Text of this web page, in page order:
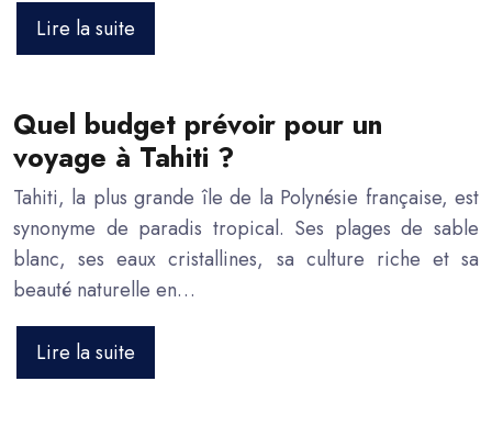
Lire la suite
Quel budget prévoir pour un
voyage à Tahiti ?
Tahiti, la plus grande île de la Polynésie française, est
synonyme de paradis tropical. Ses plages de sable
blanc, ses eaux cristallines, sa culture riche et sa
beauté naturelle en…
Lire la suite